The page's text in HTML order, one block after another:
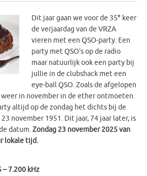
Dit jaar gaan we voor de 35e keer
de verjaardag van de VRZA
vieren met een QSO-party. Een
party met QSO’s op de radio
maar natuurlijk ook een party bij
jullie in de clubshack met een
eye-ball QSO. Zoals de afgelopen
in november in de ether ontmoeten.
altijd op de zondag het dichts bij de
november 1951. Dit jaar, 74 jaar later, is
datum.Zondag 23 november 2025 van
lokale tijd.
7.200 kHz